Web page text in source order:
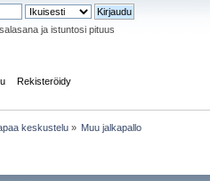
ja istuntosi pituus
Rekisteröidy
keskustelu» Muu jalkapallo